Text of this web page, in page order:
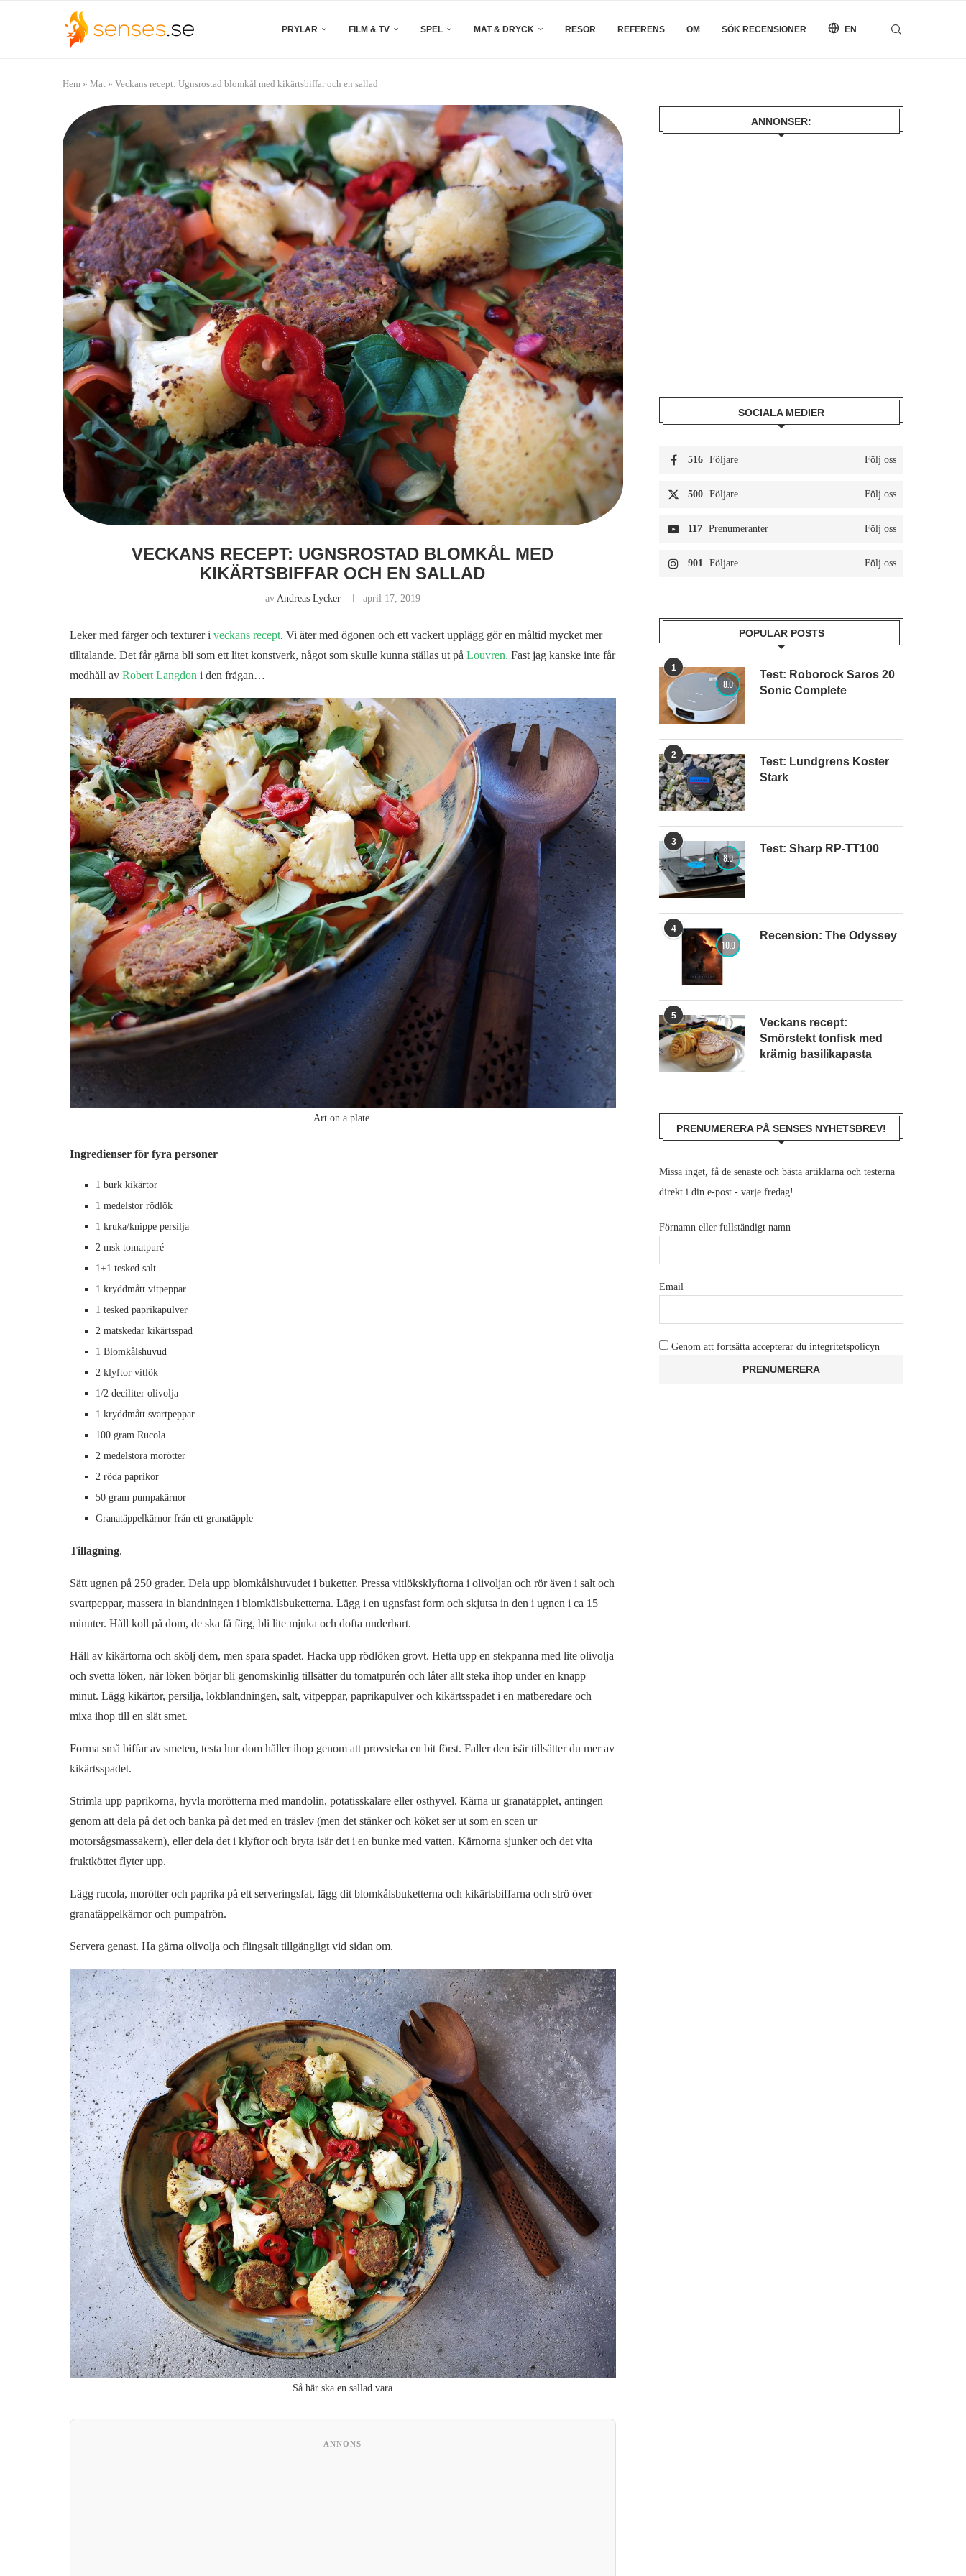
PRYLAR FILM & TV SPEL MAT & DRYCK RESOR REFERENS OM SÖK RECENSIONER EN
Hem » Mat » Veckans recept: Ugnsrostad blomkål med kikärtsbiffar och en sallad
VECKANS RECEPT: UGNSROSTAD BLOMKÅL MED
KIKÄRTSBIFFAR OCH EN SALLAD
av Andreas Lycker april 17, 2019
Leker med färger och texturer i veckans recept. Vi äter med ögonen och ett vackert upplägg gör en måltid mycket mer
tilltalande. Det får gärna bli som ett litet konstverk, något som skulle kunna ställas ut på Louvren. Fast jag kanske inte får
medhåll avRobert Langdon i den frågan…
Art on a plate.
Ingredienser för fyra personer
1 burk kikärtor
1 medelstor rödlök
1 kruka/knippe persilja
2 msk tomatpuré
1+1 tesked salt
1 kryddmått vitpeppar
1 tesked paprikapulver
2 matskedar kikärtsspad
1 Blomkålshuvud
2 klyftor vitlök
1/2 deciliter olivolja
1 kryddmått svartpeppar
100 gram Rucola
2 medelstora morötter
2 röda paprikor
50 gram pumpakärnor
Granatäppelkärnor från ett granatäpple
Tillagning.
Sätt ugnen på 250 grader. Dela upp blomkålshuvudet i buketter. Pressa vitlöksklyftorna i olivoljan och rör även i salt och
svartpeppar, massera in blandningen i blomkålsbuketterna. Lägg i en ugnsfast form och skjutsa in den i ugnen i ca 15
minuter. Håll koll på dom, de ska få färg, bli lite mjuka och dofta underbart.
Häll av kikärtorna och skölj dem, men spara spadet. Hacka upp rödlöken grovt. Hetta upp en stekpanna med lite olivolja
och svetta löken, när löken börjar bli genomskinlig tillsätter du tomatpurén och låter allt steka ihop under en knapp
minut. Lägg kikärtor, persilja, lökblandningen, salt, vitpeppar, paprikapulver och kikärtsspadet i en matberedare och
mixa ihop till en slät smet.
Forma små biffar av smeten, testa hur dom håller ihop genom att provsteka en bit först. Faller den isär tillsätter du mer av
kikärtsspadet.
Strimla upp paprikorna, hyvla morötterna med mandolin, potatisskalare eller osthyvel. Kärna ur granatäpplet, antingen
genom att dela på det och banka på det med en träslev (men det stänker och köket ser ut som en scen ur
motorsågsmassakern), eller dela det i klyftor och bryta isär det i en bunke med vatten. Kärnorna sjunker och det vita
fruktköttet flyter upp.
Lägg rucola, morötter och paprika på ett serveringsfat, lägg dit blomkålsbuketterna och kikärtsbiffarna och strö över
granatäppelkärnor och pumpafrön.
Servera genast. Ha gärna olivolja och flingsalt tillgängligt vid sidan om.
Så här ska en sallad vara
ANNONS
ANNONSER:
SOCIALA MEDIER
516 Följare Följ oss
500 Följare Följ oss
117 Prenumeranter Följ oss
901 Följare Följ oss
POPULAR POSTS
1
8.0
Test: Roborock Saros 20
Sonic Complete
2
Test: Lundgrens Koster
Stark
3
8.0
Test: Sharp RP-TT100
4
10.0
Recension: The Odyssey
5
Veckans recept:
Smörstekt tonfisk med
krämig basilikapasta
PRENUMERERA PÅ SENSES NYHETSBREV!
Missa inget, få de senaste och bästa artiklarna och testerna
direkt i din e-post - varje fredag!
Förnamn eller fullständigt namn
Email
Genom att fortsätta accepterar du integritetspolicyn